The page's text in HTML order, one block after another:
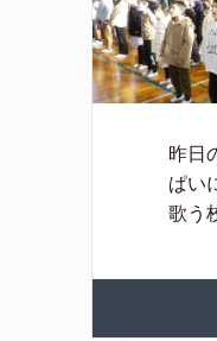
昨日
ぱい
歌う